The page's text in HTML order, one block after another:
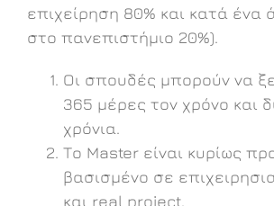
επιχείρηση 80% και κατά ένα
στο πανεπιστήμιο 20%).
Οι σπουδές μπορούν να
365 μέρες τον χρόνο και
χρόνια.
Το Master είναι κυρίως
βασισμένο σε
και real project.